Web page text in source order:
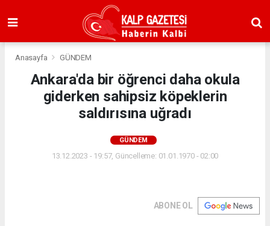
Anasayfa GÜNDEM
Ankara'da bir öğrenci daha okula
giderken sahipsiz köpeklerin
saldırısına uğradı
GÜNDEM
13.12.2023 - 19:57, Güncelleme: 01.01.1970 - 02:00
ABONE OL